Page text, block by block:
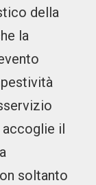
della
la
accoglie il
soltanto